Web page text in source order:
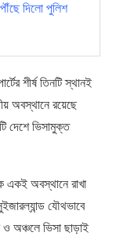
পৌঁছে দিলো পুলিশ
শীর্ষ তিনটি স্থানই
অবস্থানে রয়েছে
দেশে ভিসামুক্ত
একই অবস্থানে রাখা
যৌথভাবে
অঞ্চলে ভিসা ছাড়াই